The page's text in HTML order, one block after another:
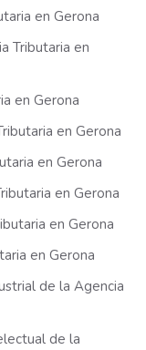
en Gerona
Tributaria en
en Gerona
en Gerona
en Gerona
en Gerona
en Gerona
en Gerona
de la Agencia
de la